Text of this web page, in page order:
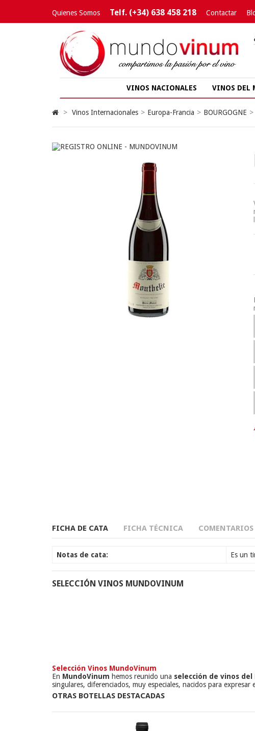
Quienes Somos Telf. (+34) 638 458 218 Contactar
VINOS NACIONALES VINOS DEL
> Vinos Internacionales > Europa-Francia > BOURGOGNE >
FICHA DE CATA FICHA TÉCNICA COMENTARIOS
Notas de cata: Es un
SELECCIÓN VINOS MUNDOVINUM
Selección Vinos MundoVinum
En MundoVinum hemos reunido una selección de vinos del
singulares, diferenciados, muy especiales, nacidos para expresar
OTRAS BOTELLAS DESTACADAS